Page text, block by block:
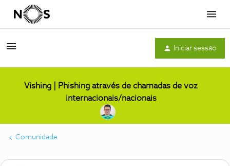
Menu
Iniciar sessão
Vishing | Phishing através de chamadas de voz
internacionais/nacionais
Comunidade